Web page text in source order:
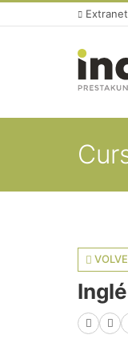
Extranet